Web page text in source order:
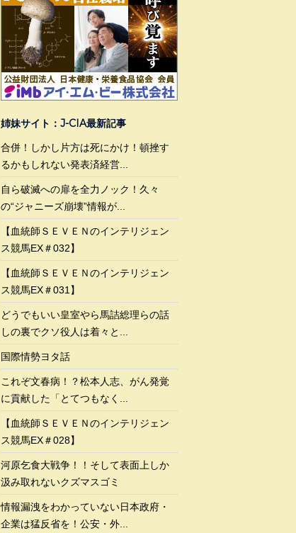
姉妹サイト：J-CIA最新記事
合併！しかし片方は死にかけ！頓挫す
るかもしれない発表済経営...
自ら破滅への扉を全力ノック！久々
の“ジャニーズ崩壊”情報が...
【血統師ＳＥＶＥＮのインテリジェン
ス競馬EX＃032】
【血統師ＳＥＶＥＮのインテリジェン
ス競馬EX＃031】
どうでもいい皇室やら馬詰総理らの話
しの裏でクソ役人は着々と...
国際情勢ヨタ話
これぞ文春病！？松本人志、がん発覚
に貢献した「とてつもなく...
【血統師ＳＥＶＥＮのインテリジェン
ス競馬EX＃028】
河原乞食大戦争！！そして表面上しか
汲み取れないクズマスゴミ
情報漏洩をわかっていない日本政府・
企業は猛反省を！公安・外...